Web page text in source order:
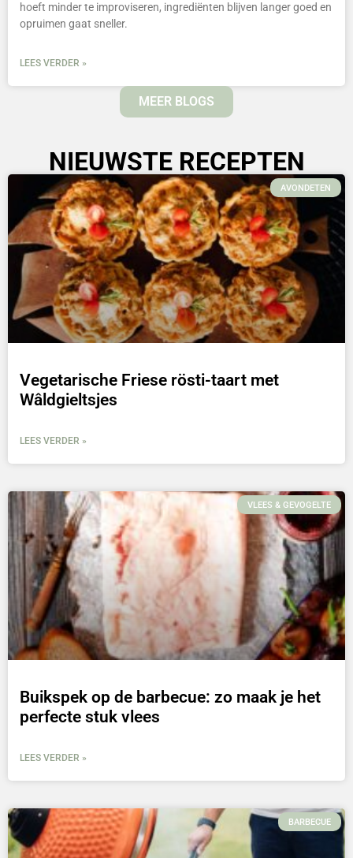
hoeft minder te improviseren, ingrediënten blijven langer goed en
opruimen gaat sneller.
LEES VERDER »
MEER BLOGS
NIEUWSTE RECEPTEN
AVONDETEN
Vegetarische Friese rösti-taart met
Wâldgieltsjes
LEES VERDER »
VLEES & GEVOGELTE
Buikspek op de barbecue: zo maak je het
perfecte stuk vlees
LEES VERDER »
BARBECUE